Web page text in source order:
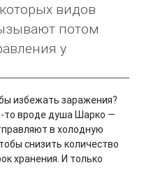
видов
потом
у
избежать заражения?
то вроде душа Шарко —
в холодную
снизить количество
хранения. И только